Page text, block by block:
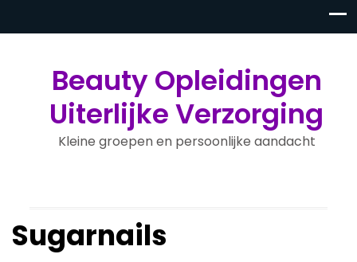
Beauty Opleidingen
Uiterlijke Verzorging
Kleine groepen en persoonlijke aandacht
Sugarnails